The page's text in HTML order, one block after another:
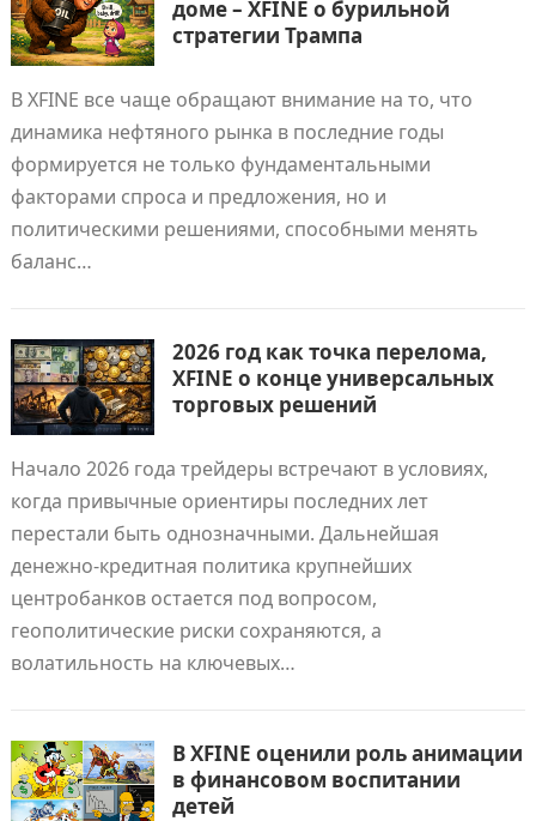
доме – XFINE о бурильной
стратегии Трампа
В XFINE все чаще обращают внимание на то, что
динамика нефтяного рынка в последние годы
формируется не только фундаментальными
факторами спроса и предложения, но и
политическими решениями, способными менять
баланс…
2026 год как точка перелома,
XFINE о конце универсальных
торговых решений
Начало 2026 года трейдеры встречают в условиях,
когда привычные ориентиры последних лет
перестали быть однозначными. Дальнейшая
денежно-кредитная политика крупнейших
центробанков остается под вопросом,
геополитические риски сохраняются, а
волатильность на ключевых…
В XFINE оценили роль анимации
в финансовом воспитании
детей